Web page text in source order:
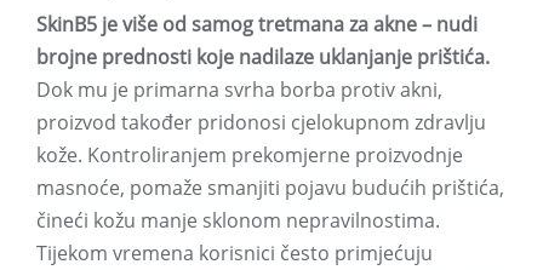
SkinB5 je više od samog tretmana za akne – nudi
brojne prednosti koje nadilaze uklanjanje prištića.
Dok mu je primarna svrha borba protiv akni,
proizvod također pridonosi cjelokupnom zdravlju
kože. Kontroliranjem prekomjerne proizvodnje
masnoće, pomaže smanjiti pojavu budućih prištića,
čineći kožu manje sklonom nepravilnostima.
Tijekom vremena korisnici često primjećuju